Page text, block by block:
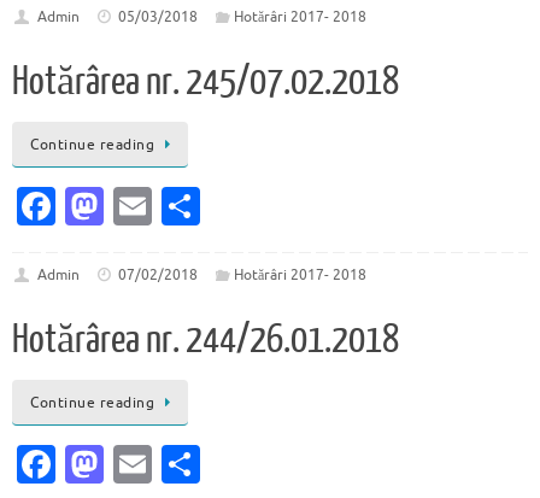
e
b
o
o
k
to
d
o
n
ai
l
ta
je
az
Admin 05/03/2018 Hotărâri 2017- 2018
Hotărârea nr. 245/07.02.2018
Continue reading
Fa
e
b
o
o
k
M
to
d
o
n
E
ai
l
ta
je
az
Admin 07/02/2018 Hotărâri 2017- 2018
Hotărârea nr. 244/26.01.2018
Continue reading
Fa M E